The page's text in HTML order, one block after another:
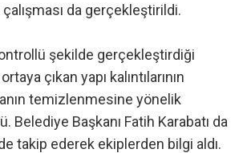
da gerçekleştirildi.
şekilde gerçekleştirdiği
çıkan yapı kalıntılarının
temizlenmesine yönelik
Belediye Başkanı Fatih Karabatı da
takip ederek ekiplerden bilgi aldı.